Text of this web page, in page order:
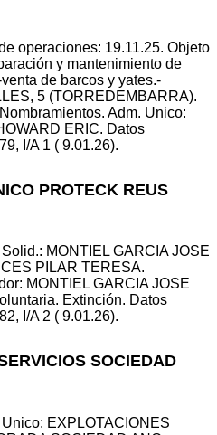
operaciones: 19.11.25. Objeto
y mantenimiento de
de barcos y yates.-
5 (TORREDEMBARRA).
Adm. Unico:
ERIC. Datos
I/A 1 ( 9.01.26).
PROTECK REUS
MONTIEL GARCIA JOSE
PILAR TERESA.
MONTIEL GARCIA JOSE
Extinción. Datos
I/A 2 ( 9.01.26).
SOCIEDAD
EXPLOTACIONES